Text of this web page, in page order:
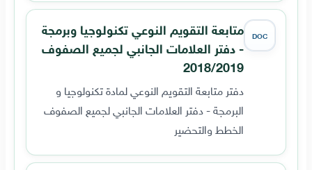
DOC
متابعة التقويم النوعي تكنولوجيا وبرمجة
- دفتر العلامات الجانبي لجميع الصفوف
2018/2019
دفتر متابعة التقويم النوعي لمادة تكنولوجيا و
البرمجة - دفتر العلامات الجانبي لجميع الصفوف
الخطط والتحضير